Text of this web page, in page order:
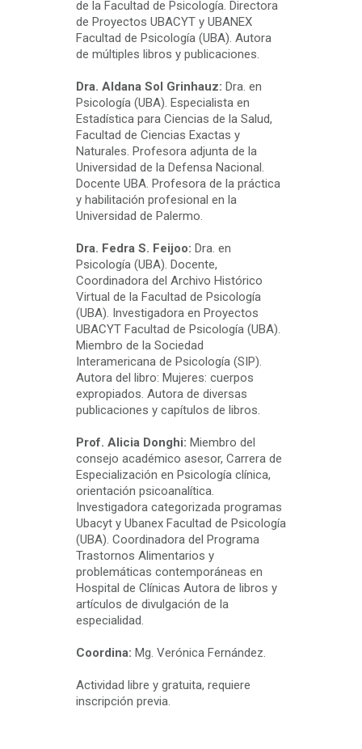
de la Facultad de Psicología. Directora
de Proyectos UBACYT y UBANEX
Facultad de Psicología (UBA). Autora
de múltiples libros y publicaciones.
Dra. Aldana Sol Grinhauz: Dra. en
Psicología (UBA). Especialista en
Estadística para Ciencias de la Salud,
Facultad de Ciencias Exactas y
Naturales. Profesora adjunta de la
Universidad de la Defensa Nacional.
Docente UBA. Profesora de la práctica
y habilitación profesional en la
Universidad de Palermo.
Dra. Fedra S. Feijoo: Dra. en
Psicología (UBA). Docente,
Coordinadora del Archivo Histórico
Virtual de la Facultad de Psicología
(UBA). Investigadora en Proyectos
UBACYT Facultad de Psicología (UBA).
Miembro de la Sociedad
Interamericana de Psicología (SIP).
Autora del libro: Mujeres: cuerpos
expropiados. Autora de diversas
publicaciones y capítulos de libros.
Prof. Alicia Donghi: Miembro del
consejo académico asesor, Carrera de
Especialización en Psicología clínica,
orientación psicoanalítica.
Investigadora categorizada programas
Ubacyt y Ubanex Facultad de Psicología
(UBA). Coordinadora del Programa
Trastornos Alimentarios y
problemáticas contemporáneas en
Hospital de Clínicas Autora de libros y
artículos de divulgación de la
especialidad.
Coordina: Mg. Verónica Fernández.
Actividad libre y gratuita, requiere
inscripción previa.